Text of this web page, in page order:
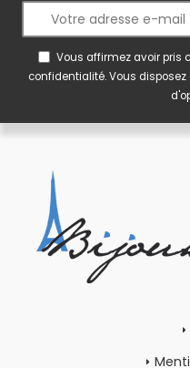
Vous affirmez avoir pris
confidentialité. Vous